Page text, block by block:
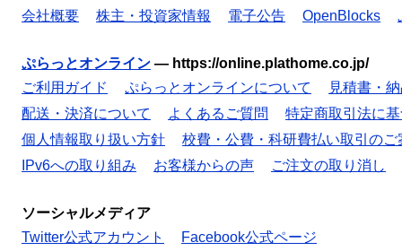
会社概要
株主・投資家情報 電子公告 OpenBlocks
ぷらっとオンライン — https://online.plathome.co.jp/
ご利用ガイド
ぷらっとオンラインについて
見積書・
配送・決済について
よくあるご質問
特定商取引法に
個人情報取り扱い方針
校費・公費・科研費払い取引のご
IPv6への取り組み
お客様からの声 ご注文の取り消し
ソーシャルメディア
Twitter公式アカウント
Facebook公式ページ